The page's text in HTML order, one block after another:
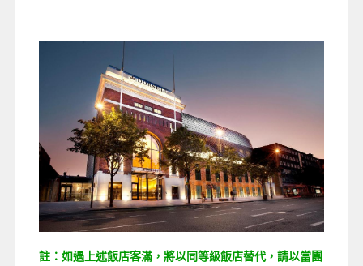
註：如遇上述飯店客滿，將以同等級飯店替代，請以當團
行前說明會公佈資料為準。
★英國深度之旅不可或缺的9大好禮：